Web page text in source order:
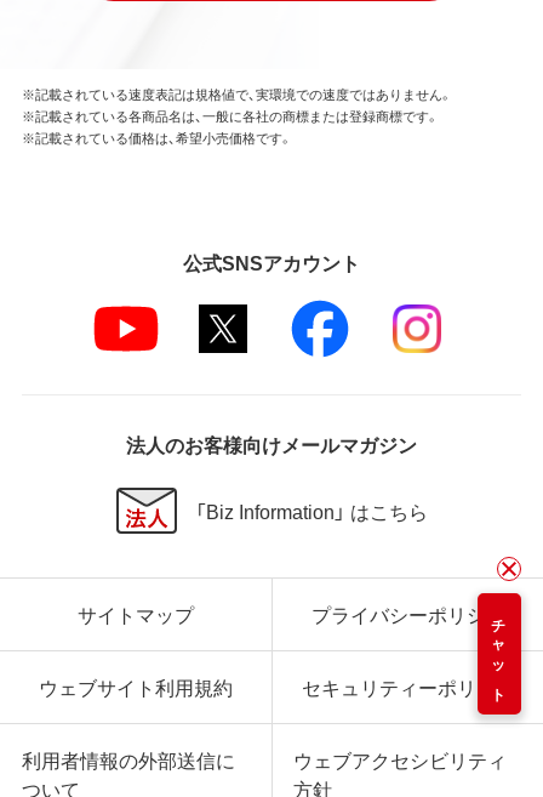
チャット
※記載されている速度表記は規格値で、実環境での速度ではありません。
※記載されている各商品名は、一般に各社の商標または登録商標です。
※記載されている価格は、希望小売価格です。
公式SNSアカウント
法人のお客様向けメールマガジン
「Biz Information」 はこちら
サイトマップ プライバシーポリシー
ウェブサイト利用規約 セキュリティーポリシー
利用者情報の外部送信に
ついて
ウェブアクセシビリティ
方針